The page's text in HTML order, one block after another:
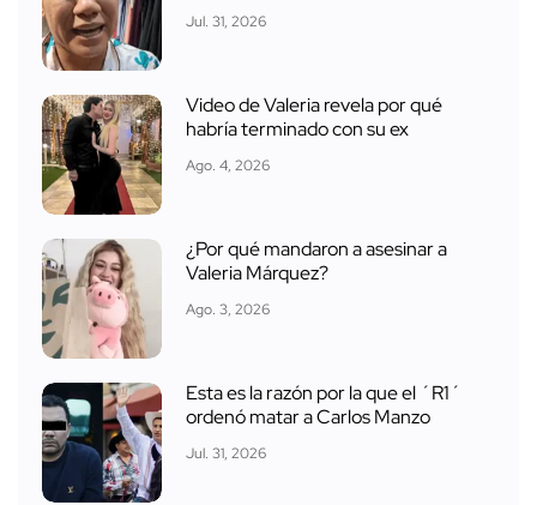
Jul. 31, 2026
Video de Valeria revela por qué
habría terminado con su ex
Ago. 4, 2026
¿Por qué mandaron a asesinar a
Valeria Márquez?
Ago. 3, 2026
Esta es la razón por la que el ´R1´
ordenó matar a Carlos Manzo
Jul. 31, 2026